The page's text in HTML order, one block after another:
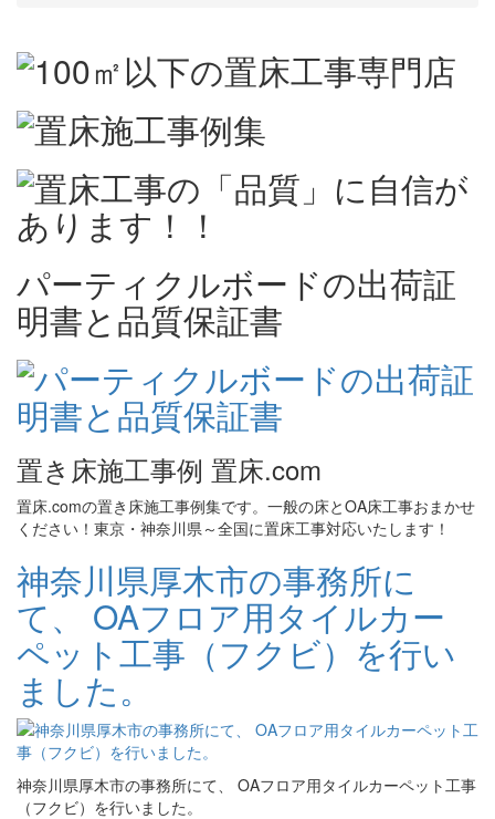
パーティクルボードの出荷証
明書と品質保証書
置き床施工事例 置床.com
置床.comの置き床施工事例集です。一般の床とOA床工事おまかせ
ください！東京・神奈川県～全国に置床工事対応いたします！
神奈川県厚木市の事務所に
て、 OAフロア用タイルカー
ペット工事（フクビ）を行い
ました。
神奈川県厚木市の事務所にて、 OAフロア用タイルカーペット工事
（フクビ）を行いました。